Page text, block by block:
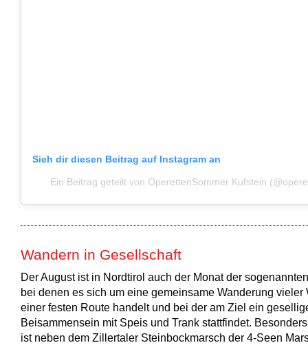
Sieh dir diesen Beitrag auf Instagram an
Ein Beitrag geteilt von OperettenSommer Kufstein
Wandern in Gesellschaft
Der August ist in Nordtirol auch der Monat der
bei denen es sich um eine gemeinsame Wanderung vieler
einer festen Route handelt und bei der am Ziel ein
Beisammensein mit Speis und Trank stattfindet.
ist neben dem Zillertaler Steinbockmarsch der 4-Seen